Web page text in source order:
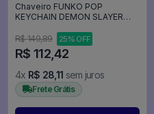
Chaveiro FUNKO POP
KEYCHAIN DEMON SLAYER
*EX* 66824 - Animation
R$ 149,89 25% OFF
R$ 112,42
4x R$ 28,11 sem juros
Frete Grátis